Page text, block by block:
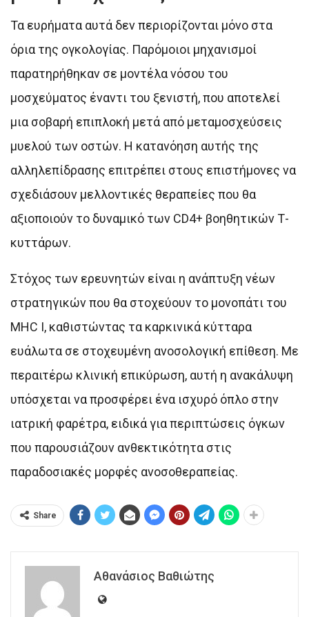
Τα ευρήματα αυτά δεν περιορίζονται μόνο στα
όρια της ογκολογίας. Παρόμοιοι μηχανισμοί
παρατηρήθηκαν σε μοντέλα νόσου του
μοσχεύματος έναντι του ξενιστή, που αποτελεί
μια σοβαρή επιπλοκή μετά από μεταμοσχεύσεις
μυελού των οστών. Η κατανόηση αυτής της
αλληλεπίδρασης επιτρέπει στους επιστήμονες να
σχεδιάσουν μελλοντικές θεραπείες που θα
αξιοποιούν το δυναμικό των CD4+ βοηθητικών Τ-
κυττάρων.
Στόχος των ερευνητών είναι η ανάπτυξη νέων
στρατηγικών που θα στοχεύουν το μονοπάτι του
MHC I, καθιστώντας τα καρκινικά κύτταρα
ευάλωτα σε στοχευμένη ανοσολογική επίθεση. Με
περαιτέρω κλινική επικύρωση, αυτή η ανακάλυψη
υπόσχεται να προσφέρει ένα ισχυρό όπλο στην
ιατρική φαρέτρα, ειδικά για περιπτώσεις όγκων
που παρουσιάζουν ανθεκτικότητα στις
παραδοσιακές μορφές ανοσοθεραπείας.
Share
Αθανάσιος Βαθιώτης